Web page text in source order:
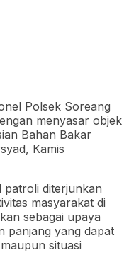
Polsek Soreang
menyasar objek
Bahan Bakar
Kamis
patroli diterjunkan
masyarakat di
sebagai upaya
panjang yang dapat
situasi